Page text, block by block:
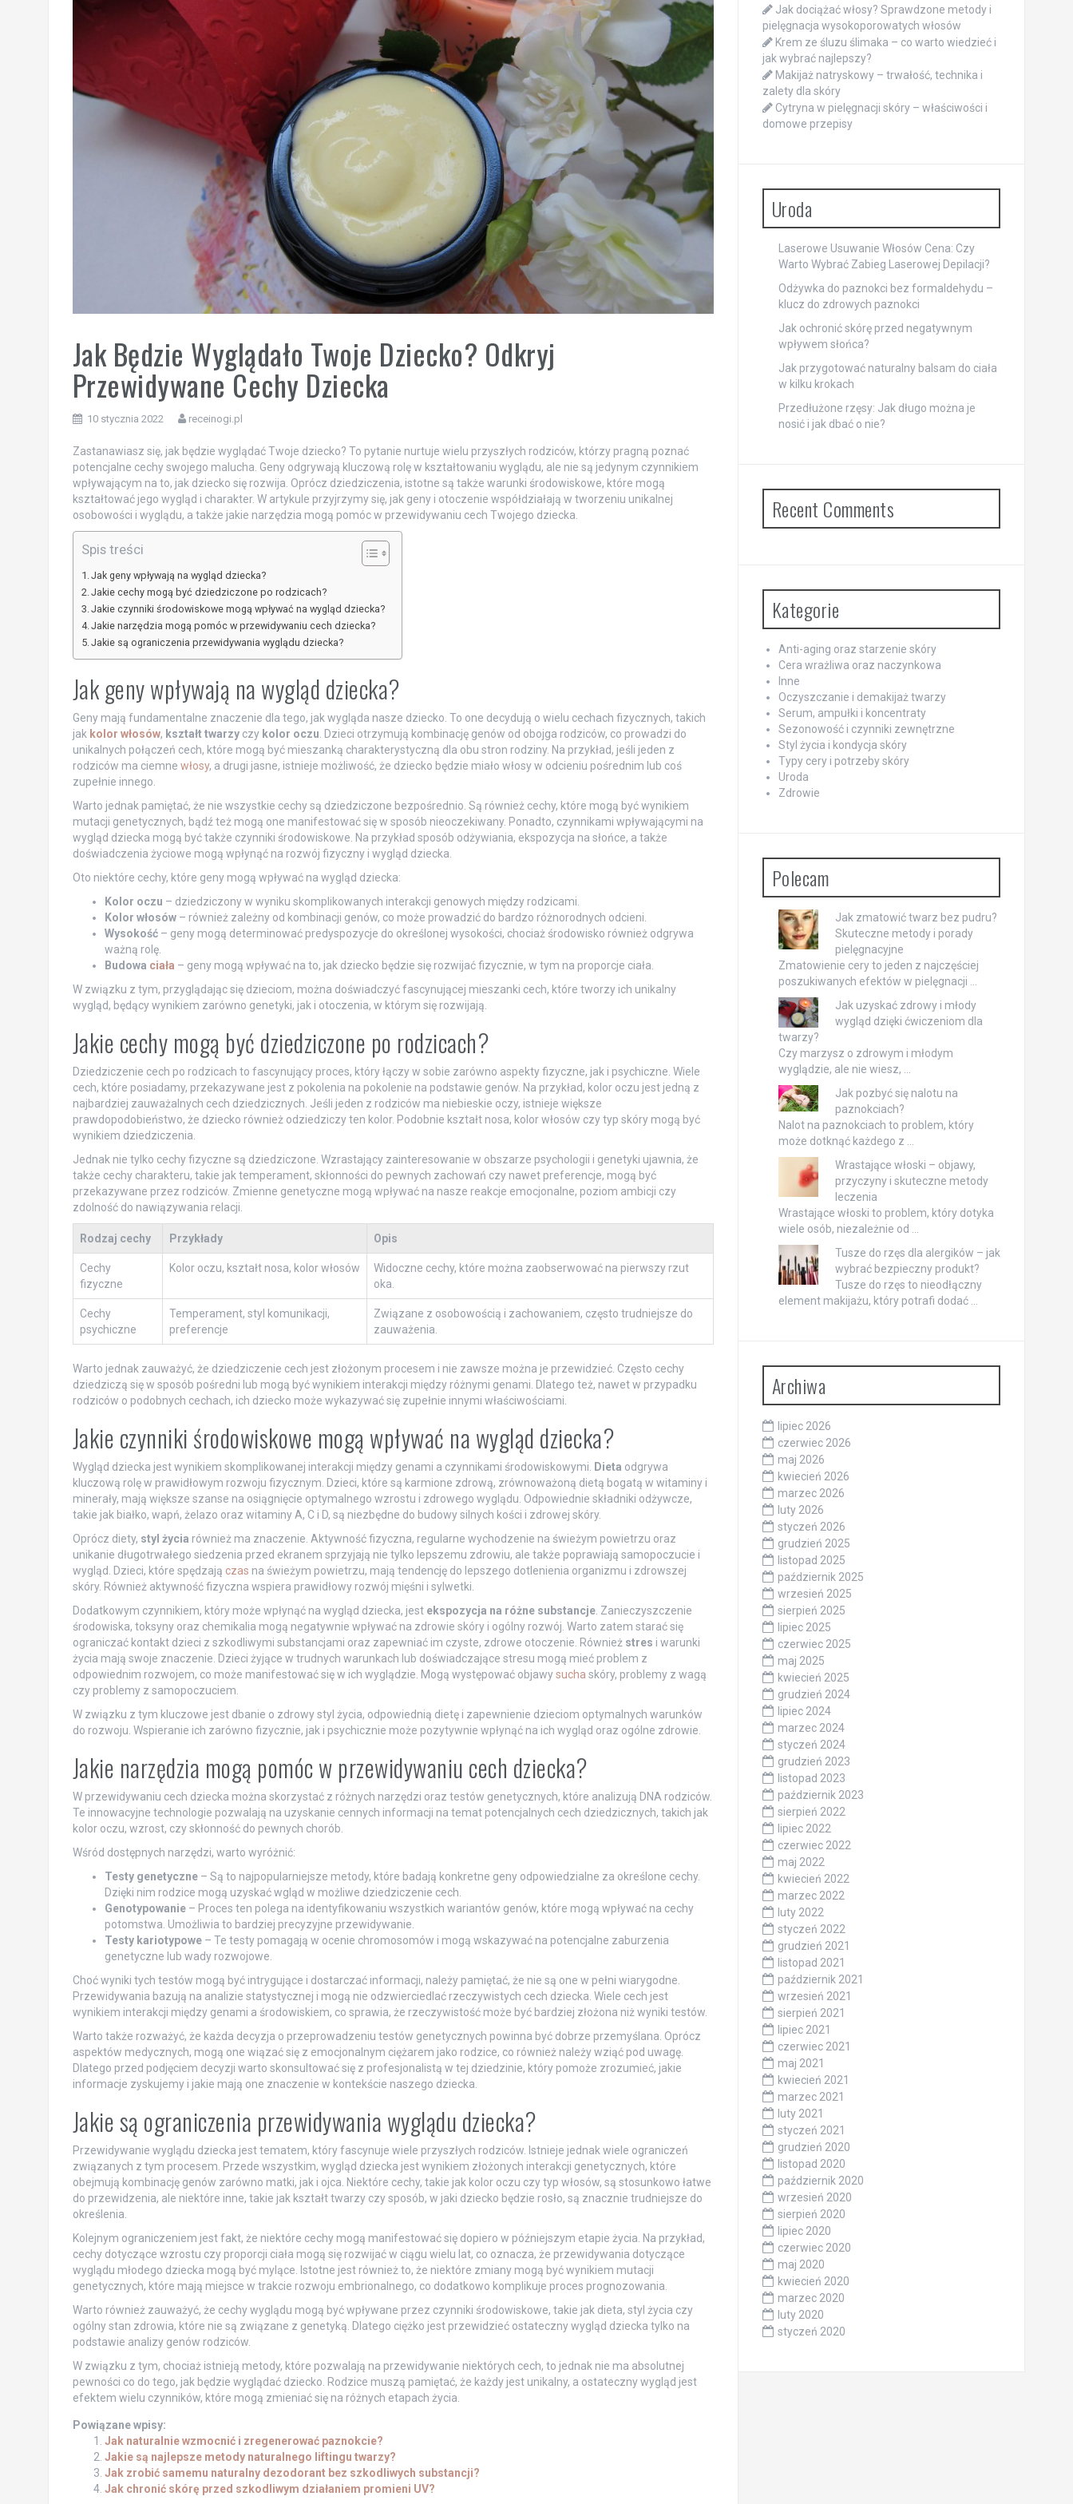
Jak Będzie Wyglądało Twoje Dziecko? Odkryj
Przewidywane Cechy Dziecka
10 stycznia 2022 receinogi.pl
Zastanawiasz się, jak będzie wyglądać Twoje dziecko? To pytanie nurtuje wielu przyszłych rodziców, którzy pragną poznać
potencjalne cechy swojego malucha. Geny odgrywają kluczową rolę w kształtowaniu wyglądu, ale nie są jedynym czynnikiem
wpływającym na to, jak dziecko się rozwija. Oprócz dziedziczenia, istotne są także warunki środowiskowe, które mogą
kształtować jego wygląd i charakter. W artykule przyjrzymy się, jak geny i otoczenie współdziałają w tworzeniu unikalnej
osobowości i wyglądu, a także jakie narzędzia mogą pomóc w przewidywaniu cech Twojego dziecka.
Spis treści
Jak geny wpływają na wygląd dziecka?
Jakie cechy mogą być dziedziczone po rodzicach?
Jakie czynniki środowiskowe mogą wpływać na wygląd dziecka?
Jakie narzędzia mogą pomóc w przewidywaniu cech dziecka?
Jakie są ograniczenia przewidywania wyglądu dziecka?
Jak geny wpływają na wygląd dziecka?
Geny mają fundamentalne znaczenie dla tego, jak wygląda nasze dziecko. To one decydują o wielu cechach fizycznych, takich
jak kolor włosów, kształt twarzyczy kolor oczu. Dzieci otrzymują kombinację genów od obojga rodziców, co prowadzi do
unikalnych połączeń cech, które mogą być mieszanką charakterystyczną dla obu stron rodziny. Na przykład, jeśli jeden z
rodziców ma ciemne włosy, a drugi jasne, istnieje możliwość, że dziecko będzie miało włosy w odcieniu pośrednim lub coś
zupełnie innego.
Warto jednak pamiętać, że nie wszystkie cechy są dziedziczone bezpośrednio. Są również cechy, które mogą być wynikiem
mutacji genetycznych, bądź też mogą one manifestować się w sposób nieoczekiwany. Ponadto, czynnikami wpływającymi na
wygląd dziecka mogą być także czynniki środowiskowe. Na przykład sposób odżywiania, ekspozycja na słońce, a także
doświadczenia życiowe mogą wpłynąć na rozwój fizyczny i wygląd dziecka.
Oto niektóre cechy, które geny mogą wpływać na wygląd dziecka:
Kolor oczu – dziedziczony w wyniku skomplikowanych interakcji genowych między rodzicami.
Kolor włosów– również zależny od kombinacji genów, co może prowadzić do bardzo różnorodnych odcieni.
Wysokość– geny mogą determinować predyspozycje do określonej wysokości, chociaż środowisko również odgrywa
ważną rolę.
Budowa ciała – geny mogą wpływać na to, jak dziecko będzie się rozwijać fizycznie, w tym na proporcje ciała.
W związku z tym, przyglądając się dzieciom, można doświadczyć fascynującej mieszanki cech, które tworzy ich unikalny
wygląd, będący wynikiem zarówno genetyki, jak i otoczenia, w którym się rozwijają.
Jakie cechy mogą być dziedziczone po rodzicach?
Dziedziczenie cech po rodzicach to fascynujący proces, który łączy w sobie zarówno aspekty fizyczne, jak i psychiczne. Wiele
cech, które posiadamy, przekazywane jest z pokolenia na pokolenie na podstawie genów. Na przykład, kolor oczu jest jedną z
najbardziej zauważalnych cech dziedzicznych. Jeśli jeden z rodziców ma niebieskie oczy, istnieje większe
prawdopodobieństwo, że dziecko również odziedziczy ten kolor. Podobnie kształt nosa, kolor włosów czy typ skóry mogą być
wynikiem dziedziczenia.
Jednak nie tylko cechy fizyczne są dziedziczone. Wzrastający zainteresowanie w obszarze psychologii i genetyki ujawnia, że
także cechy charakteru, takie jak temperament, skłonności do pewnych zachowań czy nawet preferencje, mogą być
przekazywane przez rodziców. Zmienne genetyczne mogą wpływać na nasze reakcje emocjonalne, poziom ambicji czy
zdolność do nawiązywania relacji.
Rodzaj cechy Przykłady Opis
Cechy
fizyczne
Kolor oczu, kształt nosa, kolor włosów
Widoczne cechy, które można zaobserwować na pierwszy rzut
oka.
Cechy
psychiczne
Temperament, styl komunikacji,
preferencje
Związane z osobowością i zachowaniem, często trudniejsze do
zauważenia.
Warto jednak zauważyć, że dziedziczenie cech jest złożonym procesem i nie zawsze można je przewidzieć. Często cechy
dziedziczą się w sposób pośredni lub mogą być wynikiem interakcji między różnymi genami. Dlatego też, nawet w przypadku
rodziców o podobnych cechach, ich dziecko może wykazywać się zupełnie innymi właściwościami.
Jakie czynniki środowiskowe mogą wpływać na wygląd dziecka?
Wygląd dziecka jest wynikiem skomplikowanej interakcji między genami a czynnikami środowiskowymi. Dieta odgrywa
kluczową rolę w prawidłowym rozwoju fizycznym. Dzieci, które są karmione zdrową, zrównoważoną dietą bogatą w witaminy i
minerały, mają większe szanse na osiągnięcie optymalnego wzrostu i zdrowego wyglądu. Odpowiednie składniki odżywcze,
takie jak białko, wapń, żelazo oraz witaminy A, C i D, są niezbędne do budowy silnych kości i zdrowej skóry.
Oprócz diety, styl życia również ma znaczenie. Aktywność fizyczna, regularne wychodzenie na świeżym powietrzu oraz
unikanie długotrwałego siedzenia przed ekranem sprzyjają nie tylko lepszemu zdrowiu, ale także poprawiają samopoczucie i
wygląd. Dzieci, które spędzają czas na świeżym powietrzu, mają tendencję do lepszego dotlenienia organizmu i zdrowszej
skóry. Również aktywność fizyczna wspiera prawidłowy rozwój mięśni i sylwetki.
Dodatkowym czynnikiem, który może wpłynąć na wygląd dziecka, jest ekspozycja na różne substancje. Zanieczyszczenie
środowiska, toksyny oraz chemikalia mogą negatywnie wpływać na zdrowie skóry i ogólny rozwój. Warto zatem starać się
ograniczać kontakt dzieci z szkodliwymi substancjami oraz zapewniać im czyste, zdrowe otoczenie. Również stres i warunki
życia mają swoje znaczenie. Dzieci żyjące w trudnych warunkach lub doświadczające stresu mogą mieć problem z
odpowiednim rozwojem, co może manifestować się w ich wyglądzie. Mogą występować objawysucha skóry, problemy z wagą
czy problemy z samopoczuciem.
W związku z tym kluczowe jest dbanie o zdrowy styl życia, odpowiednią dietę i zapewnienie dzieciom optymalnych warunków
do rozwoju. Wspieranie ich zarówno fizycznie, jak i psychicznie może pozytywnie wpłynąć na ich wygląd oraz ogólne zdrowie.
Jakie narzędzia mogą pomóc w przewidywaniu cech dziecka?
W przewidywaniu cech dziecka można skorzystać z różnych narzędzi oraz testów genetycznych, które analizują DNA rodziców.
Te innowacyjne technologie pozwalają na uzyskanie cennych informacji na temat potencjalnych cech dziedzicznych, takich jak
kolor oczu, wzrost, czy skłonność do pewnych chorób.
Wśród dostępnych narzędzi, warto wyróżnić:
Testy genetyczne– Są to najpopularniejsze metody, które badają konkretne geny odpowiedzialne za określone cechy.
Dzięki nim rodzice mogą uzyskać wgląd w możliwe dziedziczenie cech.
Genotypowanie– Proces ten polega na identyfikowaniu wszystkich wariantów genów, które mogą wpływać na cechy
potomstwa. Umożliwia to bardziej precyzyjne przewidywanie.
Testy kariotypowe– Te testy pomagają w ocenie chromosomów i mogą wskazywać na potencjalne zaburzenia
genetyczne lub wady rozwojowe.
Choć wyniki tych testów mogą być intrygujące i dostarczać informacji, należy pamiętać, że nie są one w pełni wiarygodne.
Przewidywania bazują na analizie statystycznej i mogą nie odzwierciedlać rzeczywistych cech dziecka. Wiele cech jest
wynikiem interakcji między genami a środowiskiem, co sprawia, że rzeczywistość może być bardziej złożona niż wyniki testów.
Warto także rozważyć, że każda decyzja o przeprowadzeniu testów genetycznych powinna być dobrze przemyślana. Oprócz
aspektów medycznych, mogą one wiązać się z emocjonalnym ciężarem jako rodzice, co również należy wziąć pod uwagę.
Dlatego przed podjęciem decyzji warto skonsultować się z profesjonalistą w tej dziedzinie, który pomoże zrozumieć, jakie
informacje zyskujemy i jakie mają one znaczenie w kontekście naszego dziecka.
Jakie są ograniczenia przewidywania wyglądu dziecka?
Przewidywanie wyglądu dziecka jest tematem, który fascynuje wiele przyszłych rodziców. Istnieje jednak wiele ograniczeń
związanych z tym procesem. Przede wszystkim, wygląd dziecka jest wynikiem złożonych interakcji genetycznych, które
obejmują kombinację genów zarówno matki, jak i ojca. Niektóre cechy, takie jak kolor oczu czy typ włosów, są stosunkowo łatwe
do przewidzenia, ale niektóre inne, takie jak kształt twarzy czy sposób, w jaki dziecko będzie rosło, są znacznie trudniejsze do
określenia.
Kolejnym ograniczeniem jest fakt, że niektóre cechy mogą manifestować się dopiero w późniejszym etapie życia. Na przykład,
cechy dotyczące wzrostu czy proporcji ciała mogą się rozwijać w ciągu wielu lat, co oznacza, że przewidywania dotyczące
wyglądu młodego dziecka mogą być mylące. Istotne jest również to, że niektóre zmiany mogą być wynikiem mutacji
genetycznych, które mają miejsce w trakcie rozwoju embrionalnego, co dodatkowo komplikuje proces prognozowania.
Warto również zauważyć, że cechy wyglądu mogą być wpływane przez czynniki środowiskowe, takie jak dieta, styl życia czy
ogólny stan zdrowia, które nie są związane z genetyką. Dlatego ciężko jest przewidzieć ostateczny wygląd dziecka tylko na
podstawie analizy genów rodziców.
W związku z tym, chociaż istnieją metody, które pozwalają na przewidywanie niektórych cech, to jednak nie ma absolutnej
pewności co do tego, jak będzie wyglądać dziecko. Rodzice muszą pamiętać, że każdy jest unikalny, a ostateczny wygląd jest
efektem wielu czynników, które mogą zmieniać się na różnych etapach życia.
Powiązane wpisy:
Jak naturalnie wzmocnić i zregenerować paznokcie?
Jakie są najlepsze metody naturalnego liftingu twarzy?
Jak zrobić samemu naturalny dezodorant bez szkodliwych substancji?
Jak chronić skórę przed szkodliwym działaniem promieni UV?
Jak dociążać włosy? Sprawdzone metody i
pielęgnacja wysokoporowatych włosów
Krem ze śluzu ślimaka – co warto wiedzieć i
jak wybrać najlepszy?
Makijaż natryskowy – trwałość, technika i
zalety dla skóry
Cytryna w pielęgnacji skóry – właściwości i
domowe przepisy
Uroda
Laserowe Usuwanie Włosów Cena: Czy
Warto Wybrać Zabieg Laserowej Depilacji?
Odżywka do paznokci bez formaldehydu –
klucz do zdrowych paznokci
Jak ochronić skórę przed negatywnym
wpływem słońca?
Jak przygotować naturalny balsam do ciała
w kilku krokach
Przedłużone rzęsy: Jak długo można je
nosić i jak dbać o nie?
Recent Comments
Kategorie
Anti-aging oraz starzenie skóry
Cera wrażliwa oraz naczynkowa
Inne
Oczyszczanie i demakijaż twarzy
Serum, ampułki i koncentraty
Sezonowość i czynniki zewnętrzne
Styl życia i kondycja skóry
Typy cery i potrzeby skóry
Uroda
Zdrowie
Polecam
Jak zmatowić twarz bez pudru?
Skuteczne metody i porady
pielęgnacyjne
Zmatowienie cery to jeden z najczęściej
poszukiwanych efektów w pielęgnacji …
Jak uzyskać zdrowy i młody
wygląd dzięki ćwiczeniom dla
twarzy?
Czy marzysz o zdrowym i młodym
wyglądzie, ale nie wiesz, …
Jak pozbyć się nalotu na
paznokciach?
Nalot na paznokciach to problem, który
może dotknąć każdego z …
Wrastające włoski – objawy,
przyczyny i skuteczne metody
leczenia
Wrastające włoski to problem, który dotyka
wiele osób, niezależnie od …
Tusze do rzęs dla alergików – jak
wybrać bezpieczny produkt?
Tusze do rzęs to nieodłączny
element makijażu, który potrafi dodać …
Archiwa
lipiec 2026
czerwiec 2026
maj 2026
kwiecień 2026
marzec 2026
luty 2026
styczeń 2026
grudzień 2025
listopad 2025
październik 2025
wrzesień 2025
sierpień 2025
lipiec 2025
czerwiec 2025
maj 2025
kwiecień 2025
grudzień 2024
lipiec 2024
marzec 2024
styczeń 2024
grudzień 2023
listopad 2023
październik 2023
sierpień 2022
lipiec 2022
czerwiec 2022
maj 2022
kwiecień 2022
marzec 2022
luty 2022
styczeń 2022
grudzień 2021
listopad 2021
październik 2021
wrzesień 2021
sierpień 2021
lipiec 2021
czerwiec 2021
maj 2021
kwiecień 2021
marzec 2021
luty 2021
styczeń 2021
grudzień 2020
listopad 2020
październik 2020
wrzesień 2020
sierpień 2020
lipiec 2020
czerwiec 2020
maj 2020
kwiecień 2020
marzec 2020
luty 2020
styczeń 2020